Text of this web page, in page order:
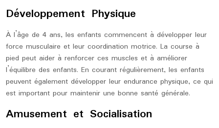
Développement Physique
À l’âge de 4 ans, les enfants commencent à développer leur
force musculaire et leur coordination motrice. La course à
pied peut aider à renforcer ces muscles et à améliorer
l’équilibre des enfants. En courant régulièrement, les enfants
peuvent également développer leur endurance physique, ce qui
est important pour maintenir une bonne santé générale.
Amusement et Socialisation